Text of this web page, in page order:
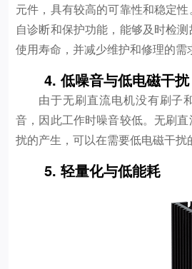
元件，具有较高的可靠性和稳定
自诊断和保护功能，能够及时检
使用寿命，并减少维护和修理的需
4. 低噪音与低电磁干扰
由于无刷直流电机没有刷子
音，因此工作时噪音较低。无刷
扰的产生，可以在需要低电磁干扰
5. 轻量化与低能耗